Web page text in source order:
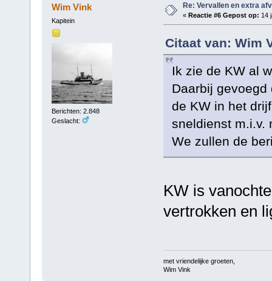
Wim Vink
Kapitein
Berichten: 2.848
Geslacht:
Re: Vervallen en extra
« Reactie #6 Gepost op: 14
Citaat van: Wim
Ik zie de KW al
Daarbij
de KW in het
sneldienst m.i.v.
We zullen de
KW is
vertrokken en
met vriendelijke groeten,
Wim Vink